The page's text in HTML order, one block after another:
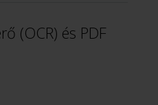
(OCR) és PDF